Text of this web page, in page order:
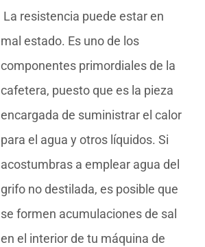
La resistencia puede estar en
mal estado. Es uno de los
componentes primordiales de la
cafetera, puesto que es la pieza
encargada de suministrar el calor
para el agua y otros líquidos. Si
acostumbras a emplear agua del
grifo no destilada, es posible que
se formen acumulaciones de sal
en el interior de tu máquina de